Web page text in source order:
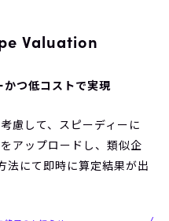
Valuation
つ低コストで実現
慮して、スピーディーに
アップロードし、類似企
法にて即時に算定結果が出